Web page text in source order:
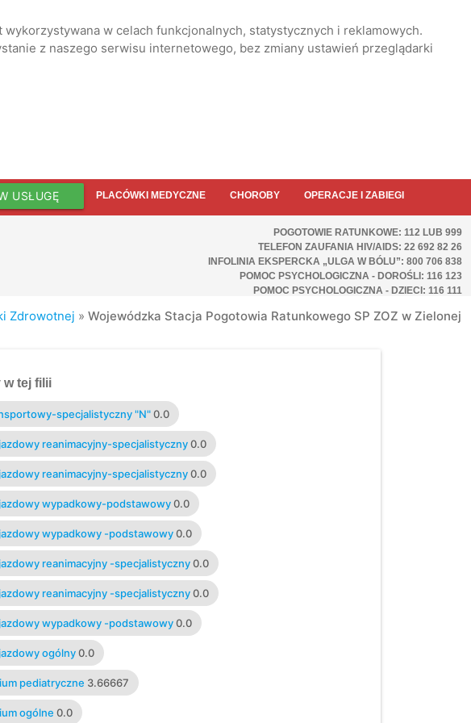
w celach funkcjonalnych, statystycznych i reklamowych.
z naszego serwisu internetowego, bez zmiany ustawień przeglądarki
USŁUGĘ PLACÓWKI MEDYCZNE CHOROBY OPERACJE I ZABIEGI
POGOTOWIE RATUNKOWE: 112 LUB 999
TELEFON ZAUFANIA HIV/AIDS: 22 692 82 26
INFOLINIA EKSPERCKA „ULGA W BÓLU”: 800 706 838
POMOC PSYCHOLOGICZNA - DOROŚLI: 116 123
POMOC PSYCHOLOGICZNA - DZIECI: 116 111
Zdrowotnej »Wojewódzka Stacja Pogotowia Ratunkowego SP ZOZ w Zielonej
w tej filii
specjalistyczny "N" 0.0
reanimacyjny-specjalistyczny 0.0
reanimacyjny-specjalistyczny 0.0
wypadkowy-podstawowy 0.0
wypadkowy -podstawowy 0.0
reanimacyjny -specjalistyczny 0.0
reanimacyjny -specjalistyczny 0.0
wypadkowy -podstawowy 0.0
ogólny 0.0
pediatryczne 3.66667
ogólne 0.0